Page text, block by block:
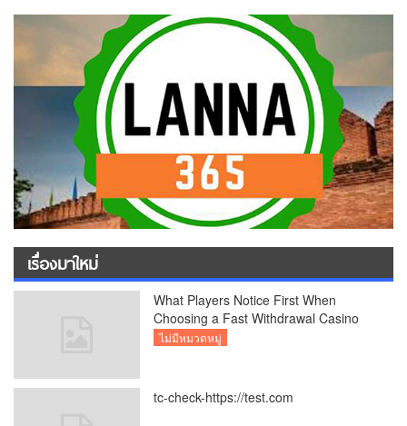
เรื่องมาใหม่
What Players Notice First When
Choosing a Fast Withdrawal Casino
UK
ไม่มีหมวดหมู่
tc-check-https://test.com